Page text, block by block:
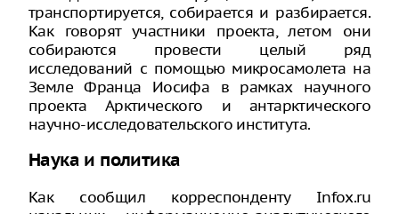
транспортируется, собирается и разбирается.
Как говорят участники проекта, летом они
собираются провести целый ряд
исследований с помощью микросамолета на
Земле Франца Иосифа в рамках научного
проекта Арктического и антарктического
научно-исследовательского института.
Наука и политика
Как сообщил корреспонденту Infox.ru